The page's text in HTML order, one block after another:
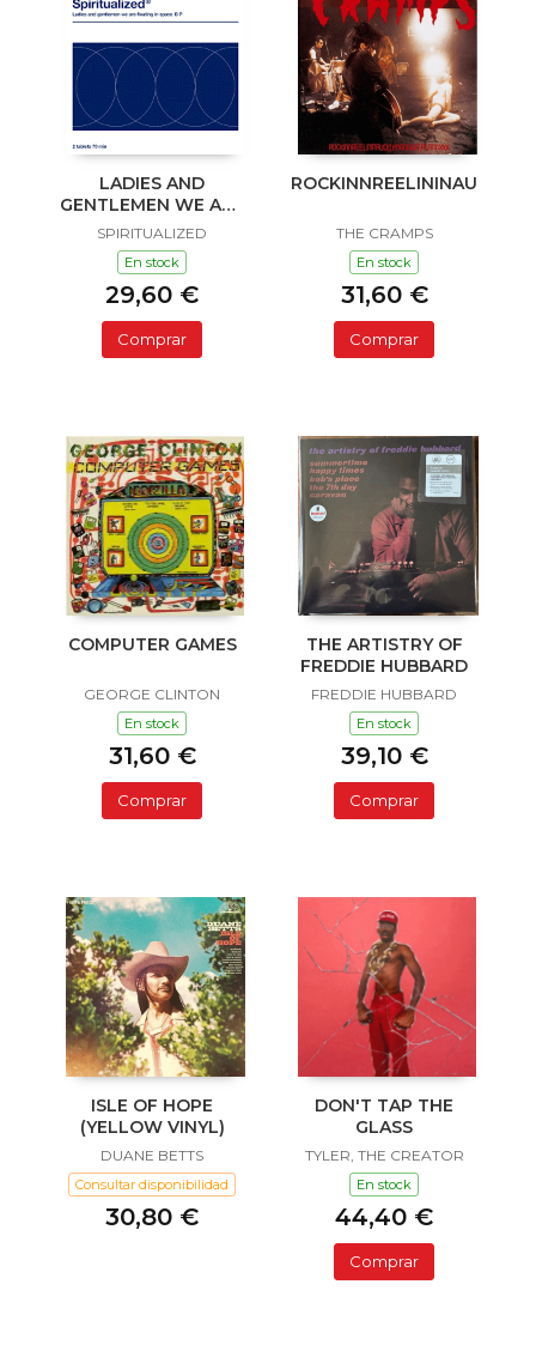
LADIES AND
GENTLEMEN WE ARE
FLOATING IN SPACE
SPIRITUALIZED
En stock
29,60 €
Comprar
THE CRAMPS
En stock
31,60 €
Comprar
COMPUTER GAMES
GEORGE CLINTON
En stock
31,60 €
Comprar
THE ARTISTRY OF
FREDDIE HUBBARD
FREDDIE HUBBARD
En stock
39,10 €
Comprar
ISLE OF HOPE
(YELLOW VINYL)
DUANE BETTS
Consultar disponibilidad
30,80 €
DON'T TAP THE
GLASS
TYLER, THE CREATOR
En stock
44,40 €
Comprar